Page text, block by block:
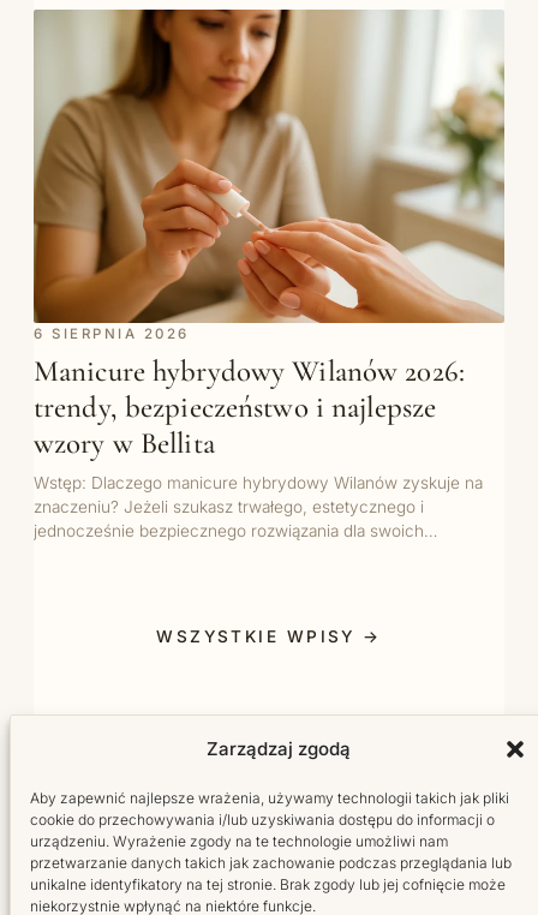
Zarządzaj zgodą
Aby zapewnić najlepsze wrażenia, używamy technologii takich jak pliki
cookie do przechowywania i/lub uzyskiwania dostępu do informacji o
urządzeniu. Wyrażenie zgody na te technologie umożliwi nam
przetwarzanie danych takich jak zachowanie podczas przeglądania lub
unikalne identyfikatory na tej stronie. Brak zgody lub jej cofnięcie może
niekorzystnie wpłynąć na niektóre funkcje.
6 SIERPNIA 2026
Manicure hybrydowy Wilanów 2026:
trendy, bezpieczeństwo i najlepsze
wzory w Bellita
Wstęp: Dlaczego manicure hybrydowy Wilanów zyskuje na
znaczeniu? Jeżeli szukasz trwałego, estetycznego i
jednocześnie bezpiecznego rozwiązania dla swoich…
WSZYSTKIE WPISY →
Salon fryzjersko-kosmetyczny w sercu Wilanowa.
Tworzymy miejsce, do którego wraca się z radością.